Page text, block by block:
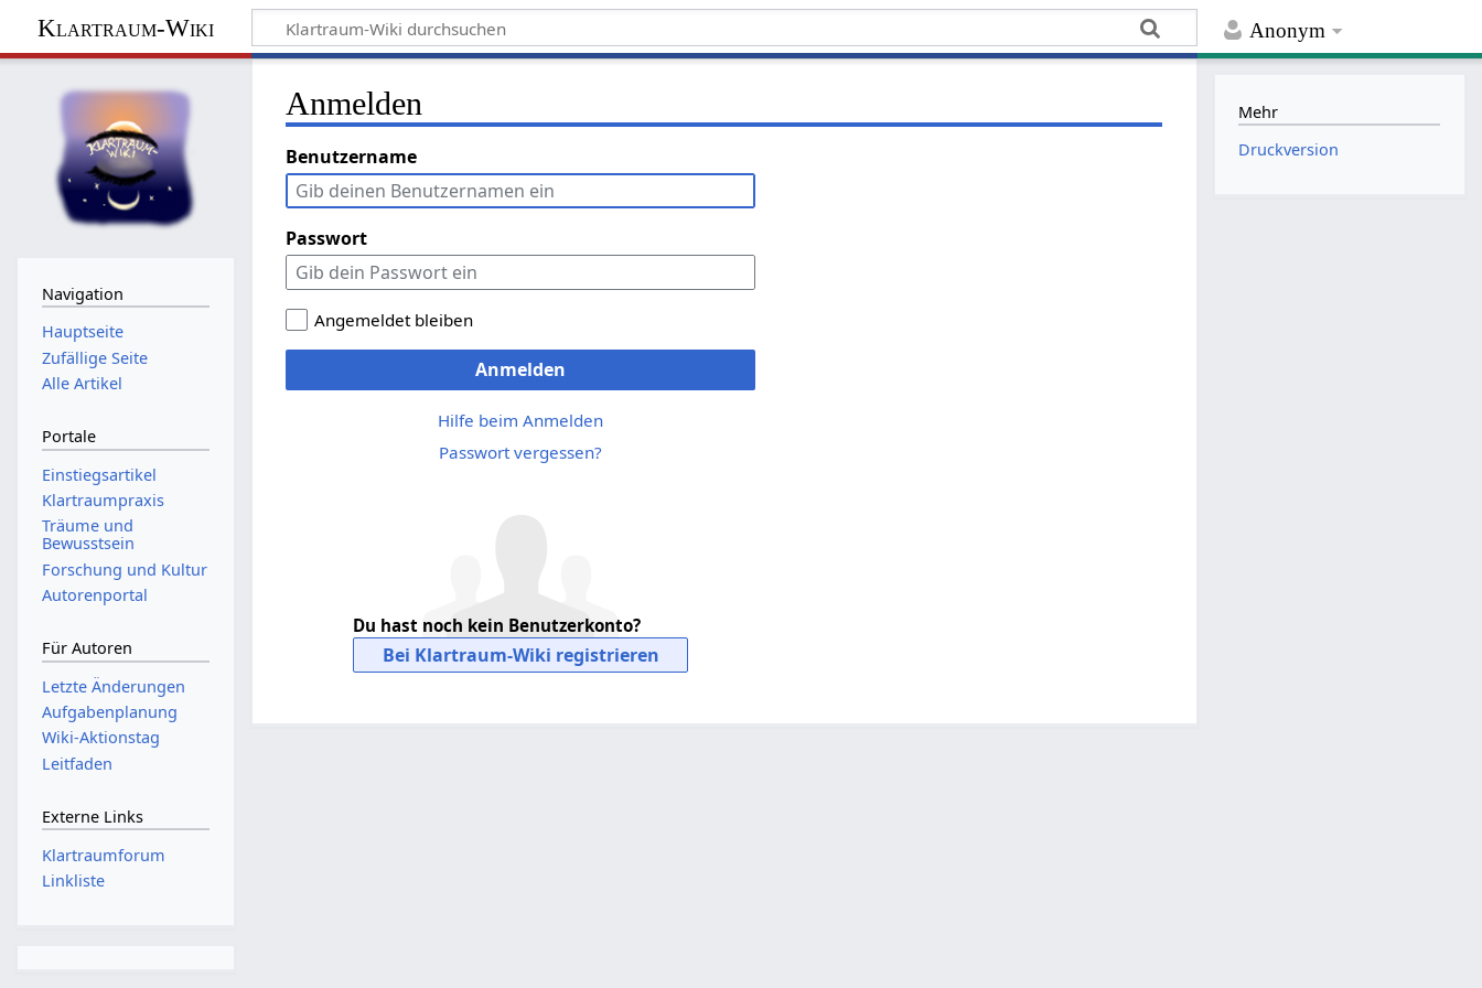
Anonym
Klartraum-Wiki
Anmelden
Benutzername
Passwort
Angemeldet bleiben
Anmelden
Hilfe beim Anmelden
Passwort vergessen?
Du hast noch kein Benutzerkonto?
Bei Klartraum-Wiki registrieren
Navigation
Hauptseite
Zufällige Seite
Alle Artikel
Portale
Einstiegsartikel
Klartraumpraxis
Träume und
Bewusstsein
Forschung und Kultur
Autorenportal
Für Autoren
Letzte Änderungen
Aufgabenplanung
Wiki-Aktionstag
Leitfaden
Externe Links
Klartraumforum
Linkliste
Mehr
Druckversion